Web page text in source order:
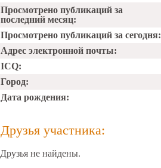
Просмотрено публикаций за
последний месяц:
Просмотрено публикаций за сегодня:
Адрес электронной почты:
ICQ:
Город:
Дата рождения:
Друзья участника:
Друзья не найдены.